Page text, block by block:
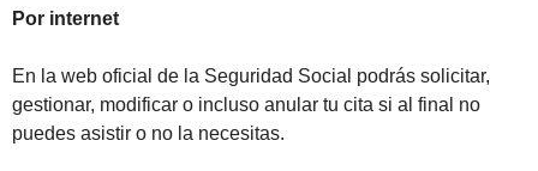
Por internet
En la web oficial de la Seguridad Social podrás solicitar,
gestionar, modificar o incluso anular tu cita si al final no
puedes asistir o no la necesitas.